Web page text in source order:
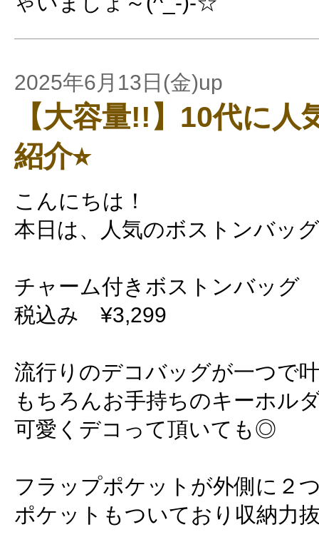
2025年6月13日(金)up
【大容量!!】10代に
紹介⭐︎
こんにちは！
本日は、人気のボストンバッ
チャーム付きボストンバッグ
税込み ¥3,299
流行りのデコバッグが一つで
もちろんお手持ちのキーホル
可愛くデコって頂いても◎
フラップポケットが外側に２
ポケットもついており収納力